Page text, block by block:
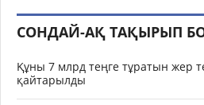
СОНДАЙ-АҚ ТАҚЫРЫП
Құны 7 млрд теңге тұратын жер
қайтарылды